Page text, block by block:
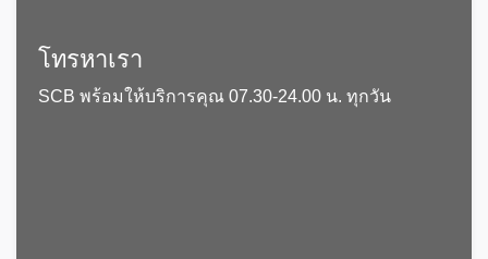
โทรหาเรา
SCB พร้อมให้บริการคุณ 07.30-24.00 น. ทุกวัน